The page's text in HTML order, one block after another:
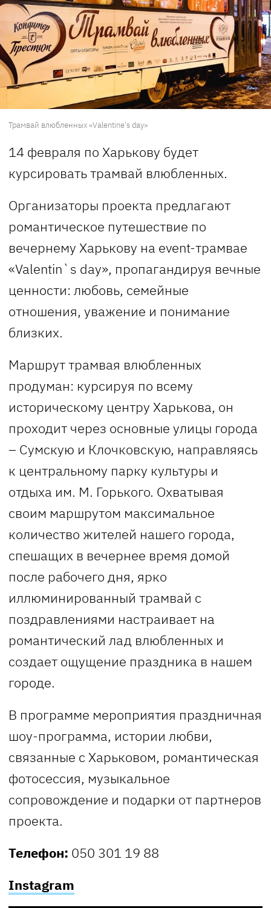
Трамвай влюбленных «Valentine's day»
14 февраля по Харькову будет
курсировать трамвай влюбленных.
Организаторы проекта предлагают
романтическое путешествие по
вечернему Харькову на event-трамвае
«Valentin`s day», пропагандируя вечные
ценности: любовь, семейные
отношения, уважение и понимание
близких.
Маршрут трамвая влюбленных
продуман: курсируя по всему
историческому центру Харькова, он
проходит через основные улицы города
– Сумскую и Клочковскую, направляясь
к центральному парку культуры и
отдыха им. М. Горького. Охватывая
своим маршрутом максимальное
количество жителей нашего города,
спешащих в вечернее время домой
после рабочего дня, ярко
иллюминированный трамвай с
поздравлениями настраивает на
романтический лад влюбленных и
создает ощущение праздника в нашем
городе.
В программе мероприятия праздничная
шоу-программа, истории любви,
связанные с Харьковом, романтическая
фотосессия, музыкальное
сопровождение и подарки от партнеров
проекта.
Телефон: 050 301 19 88
Instagram